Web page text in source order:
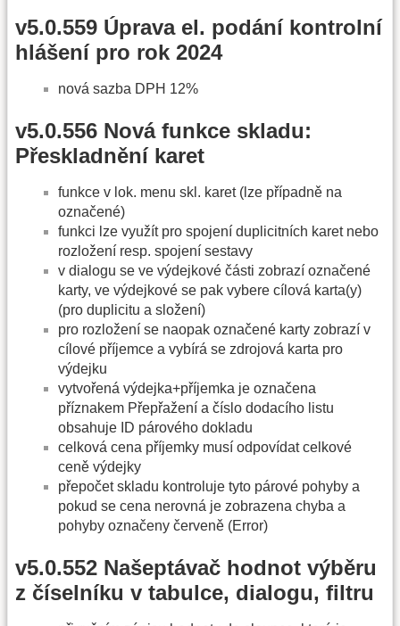
v5.0.559 Úprava el. podání kontrolní
hlášení pro rok 2024
nová sazba DPH 12%
v5.0.556 Nová funkce skladu:
Přeskladnění karet
funkce v lok. menu skl. karet (lze případně na
označené)
funkci lze využít pro spojení duplicitních karet nebo
rozložení resp. spojení sestavy
v dialogu se ve výdejkové části zobrazí označené
karty, ve výdejkové se pak vybere cílová karta(y)
(pro duplicitu a složení)
pro rozložení se naopak označené karty zobrazí v
cílové příjemce a vybírá se zdrojová karta pro
výdejku
vytvořená výdejka+příjemka je označena
příznakem Přepřažení a číslo dodacího listu
obsahuje ID párového dokladu
celková cena příjemky musí odpovídat celkové
ceně výdejky
přepočet skladu kontroluje tyto párové pohyby a
pokud se cena nerovná je zobrazena chyba a
pohyby označeny červeně (Error)
v5.0.552 Našeptávač hodnot výběru
z číselníku v tabulce, dialogu, filtru